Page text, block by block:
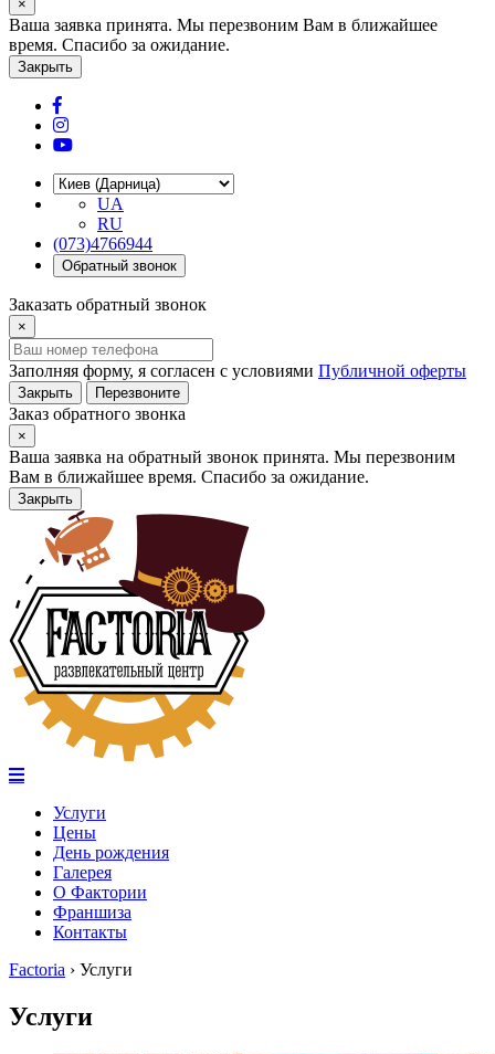
×
Ваша заявка принята. Мы перезвоним Вам в ближайшее
время. Спасибо за ожидание.
Закрыть
UA
RU
(073)4766944
Обратный звонок
Заказать обратный звонок
×
Заполняя форму, я согласен с условиями Публичной оферты
Закрыть Перезвоните
Заказ обратного звонка
×
Ваша заявка на обратный звонок принята. Мы перезвоним
Вам в ближайшее время. Спасибо за ожидание.
Закрыть
Услуги
Цены
День рождения
Галерея
О Фактории
Франшиза
Контакты
Factoria › Услуги
Услуги